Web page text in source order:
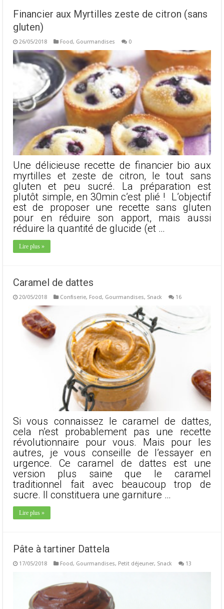
Financier aux Myrtilles zeste de citron (sans
gluten)
26/05/2018 Food, Gourmandises 0
Une délicieuse recette de financier bio aux
myrtilles et zeste de citron, le tout sans
gluten et peu sucré. La préparation est
plutôt simple, en 30min c’est plié ! L’objectif
est de proposer une recette sans gluten
pour en réduire son apport, mais aussi
réduire la quantité de glucide (et …
Lire plus »
Caramel de dattes
20/05/2018 Confiserie, Food, Gourmandises, Snack 16
Si vous connaissez le caramel de dattes,
cela n’est probablement pas une recette
révolutionnaire pour vous. Mais pour les
autres, je vous conseille de l’essayer en
urgence. Ce caramel de dattes est une
version plus saine que le caramel
traditionnel fait avec beaucoup trop de
sucre. Il constituera une garniture …
Lire plus »
Pâte à tartiner Dattela
17/05/2018 Food, Gourmandises, Petit déjeuner, Snack 13